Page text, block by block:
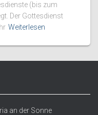
(bis zum
Der Gottesdienst
Weiterlesen
an der Sonne